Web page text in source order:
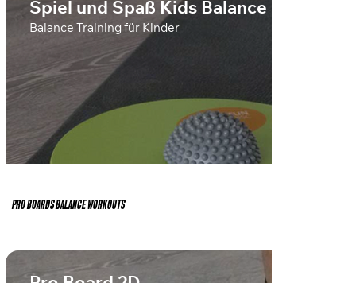
Spiel und Spaß Kids Balance
Balance Training für Kinder
PRO BOARDS BALANCE WORKOUTS